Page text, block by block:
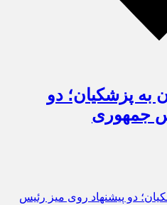
به پزشکیان؛ دو
جمهوری